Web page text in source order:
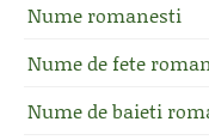
Nume romanesti
Nume de fete
Nume de baieti